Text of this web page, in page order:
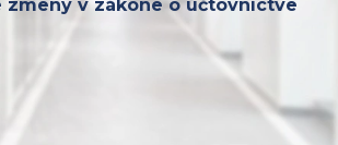
v zákone o účtovníctve